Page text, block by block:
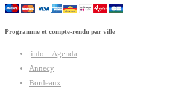
Programme et compte-rendu par ville
|info – Agenda|
Annecy
Bordeaux